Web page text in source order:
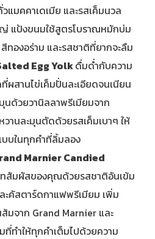
แมคคาเดเมีย และรสเค็มนวล
แป้งขนมใช้สูตรโบราณหมักบ่ม
องอร่าม และรสชาติที่ยากจะลืม
Egg Yolkดื่มด่ำกับความ
ผสานไข่เค็มปั่นละเอียดจนเนียน
นด้วยวานิลลาพรีเมียมจาก
านละมุนตัดด้วยรสเค็มเบาๆ ให้
บในทุกคำที่ลิ้มลอง
Marnier Candied
สัมผัสของคุณด้วยรสชาติอันเข้ม
คัสตาร์ดกาแฟพรีเมียม เพิ่ม
จาก Grand Marnier และ
ทำให้ทุกคำเต็มไปด้วยความ